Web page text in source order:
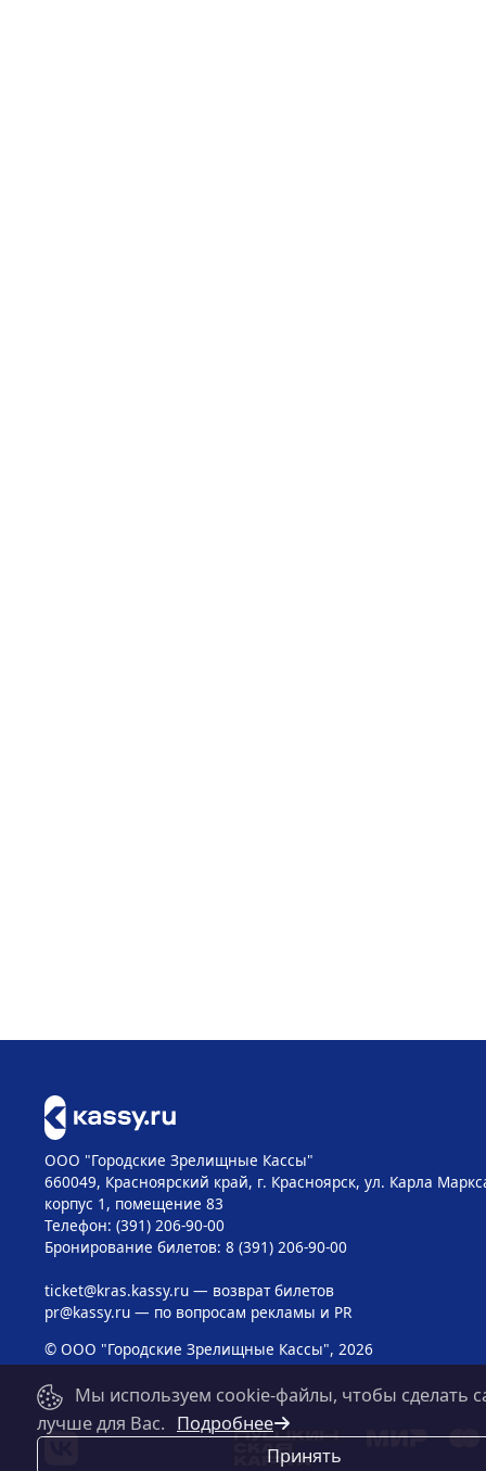
ООО "Городские Зрелищные Кассы"
660049, Красноярский край, г. Красноярск, ул. Карла
корпус 1, помещение 83
Телефон: (391) 206-90-00
Бронирование билетов: 8 (391) 206-90-00
ticket@kras.kassy.ru— возврат билетов
pr@kassy.ru— по вопросам рекламы и PR
© ООО "Городские Зрелищные Кассы", 2026
Мы используем cookie-файлы, чтобы сделать
лучше для Вас. Подробнее
Принять